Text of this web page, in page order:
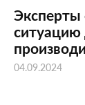
04.09.2024